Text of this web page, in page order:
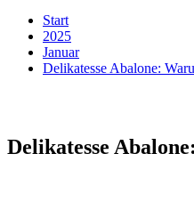
Start
2025
Januar
Delikatesse Abalone:
Delikatesse